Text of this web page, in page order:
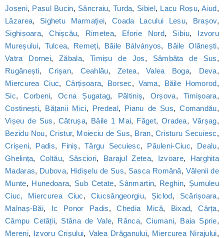
Joseni, Pasul Bucin, Sâncraiu, Turda, Sibiel, Lacu Roșu,Aiud,
Lăzarea, Sighetu Marmației,Coada Lacului Lesu, Brașov,
Sighișoara,Chișcău, Rimetea, Eforie Nord, Sibiu, Izvoru
Mureșului, Tulcea, Remeți, Băile Bálványos, Băile Olănești,
Vatra Dornei,Zăbala, Timișu de Jos, Sâmbăta de Sus,
Rugănești,Crișan, Ceahlău,Zetea,Valea Boga, Deva,
Miercurea Ciuc,Cârțișoara, Borsec, Vama, Băile Homorod,
Sic,Corbeni, Ocna Șugatag, Păltiniș, Orșova, Timișoara,
Costinești, Bățanii Mici, Predeal, Pianu de Sus,Comandău,
Vișeu de Sus, Cătrușa, Băile 1 Mai, Făget, Oradea, Vărșag,
Bezidu Nou,Cristur, Moieciu de Sus, Bran, Cristuru Secuiesc,
Crișeni, Padis, Finiș,Târgu Secuiesc, Păuleni-Ciuc, Dealu,
Ghelința,Coltău, Săsciori, Barajul Zetea, Izvoare, Harghita
Madaras, Dubova, Hidișelu de Sus, Sasca Română, Vălenii de
Munte, Hunedoara, Sub Cetate, Sânmartin, Reghin, Șumuleu
Ciuc, Miercurea Ciuc, Ciucsângeorgiu, Șiclod, Scărișoara,
Malnaș-Băi, Ic Ponor Padis,Chedia Mică, Bixad,Cârța,
Câmpu Cetății, Stâna de Vale, Rânca,Ciumani, Baia Sprie,
Mereni, Izvoru Crișului, Valea Drăganului, Miercurea Nirajului,